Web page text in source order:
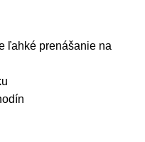
ľahké prenášanie na